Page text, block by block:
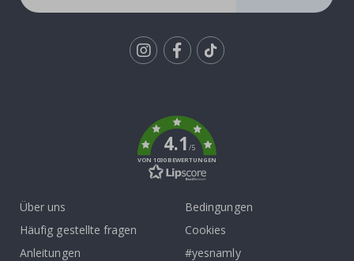
4.1/5
VON 1030 BEWERTUNGEN
Über uns
Häufig gestellte fragen
Anleitungen
Bedingungen
Cookies
#yesnamly